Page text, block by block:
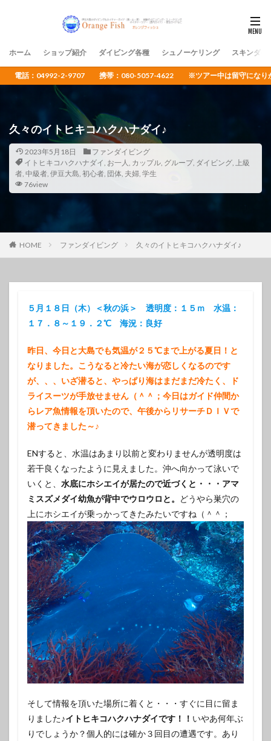
ホーム ショップ紹介 ダイビング各種 シュノーケリング スキンダイ
電話：04992-2-9707 携帯：080-5057-4622 ※ツアー中は留守になりがち
久々のイトヒキコハクハナダイ♪
2023年5月18日
ファンダイビング
イトヒキコハクハナダイ, お一人, カップル, グループ, ダイビング, 上級
者, 中級者, 伊豆大島, 初心者, 団体, 夫婦, 学生
76view
HOME ファンダイビング 久々のイトヒキコハクハナダイ♪
５月１８日（木）＜秋の浜＞ 透明度：１５ｍ 水温：
１７．８～１９．２℃ 海況：良好
昨日、今日と大島でも気温が２５℃まで上がる夏日！と
なりました。こうなると冷たい海が恋しくなるのです
が、、、いざ潜ると、やっぱり海はまだまだ冷たく、ド
ライスーツが手放せません（＾＾；今日はガイド仲間か
らレア魚情報を頂いたので、午後からリサーチＤＩＶで
潜ってきました～♪
ENすると、水温はあまり以前と変わりませんが透明度は
若干良くなったように見えました。沖へ向かって泳いで
いくと、 水底にホシエイが居たので近づくと・・・アマ
ミスズメダイ幼魚が背中でウロウロと。
どうやら巣穴の
上にホシエイが乗っかってきたみたいですね（＾＾；
そして情報を頂いた場所に着くと・・・すぐに目に留ま
りました♪イトヒキコハクハナダイです！！ いやあ何年ぶ
りでしょうか？個人的には確か３回目の遭遇です。あり